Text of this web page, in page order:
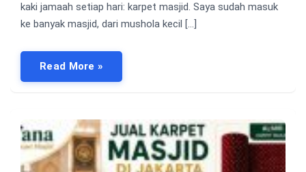
kaki jamaah setiap hari: karpet masjid. Saya sudah masuk
ke banyak masjid, dari mushola kecil […]
Read More »